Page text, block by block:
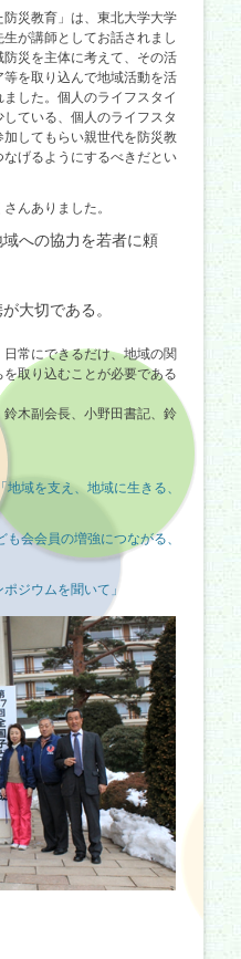
災教育」は、東北大学大学
が講師としてお話されまし
災を主体に考えて、その活
を取り込んで地域活動を活
した。個人のライフスタイ
ている、個人のライフスタ
してもらい親世代を防災教
げるようにするべきだとい
んありました。
への協力を若者に頼
大切である。
常にできるだけ、地域の関
取り込むことが必要である
木副会長、小野田書記、鈴
域を支え、地域に生きる、
会会員の増強につながる、
ジウムを聞いて」